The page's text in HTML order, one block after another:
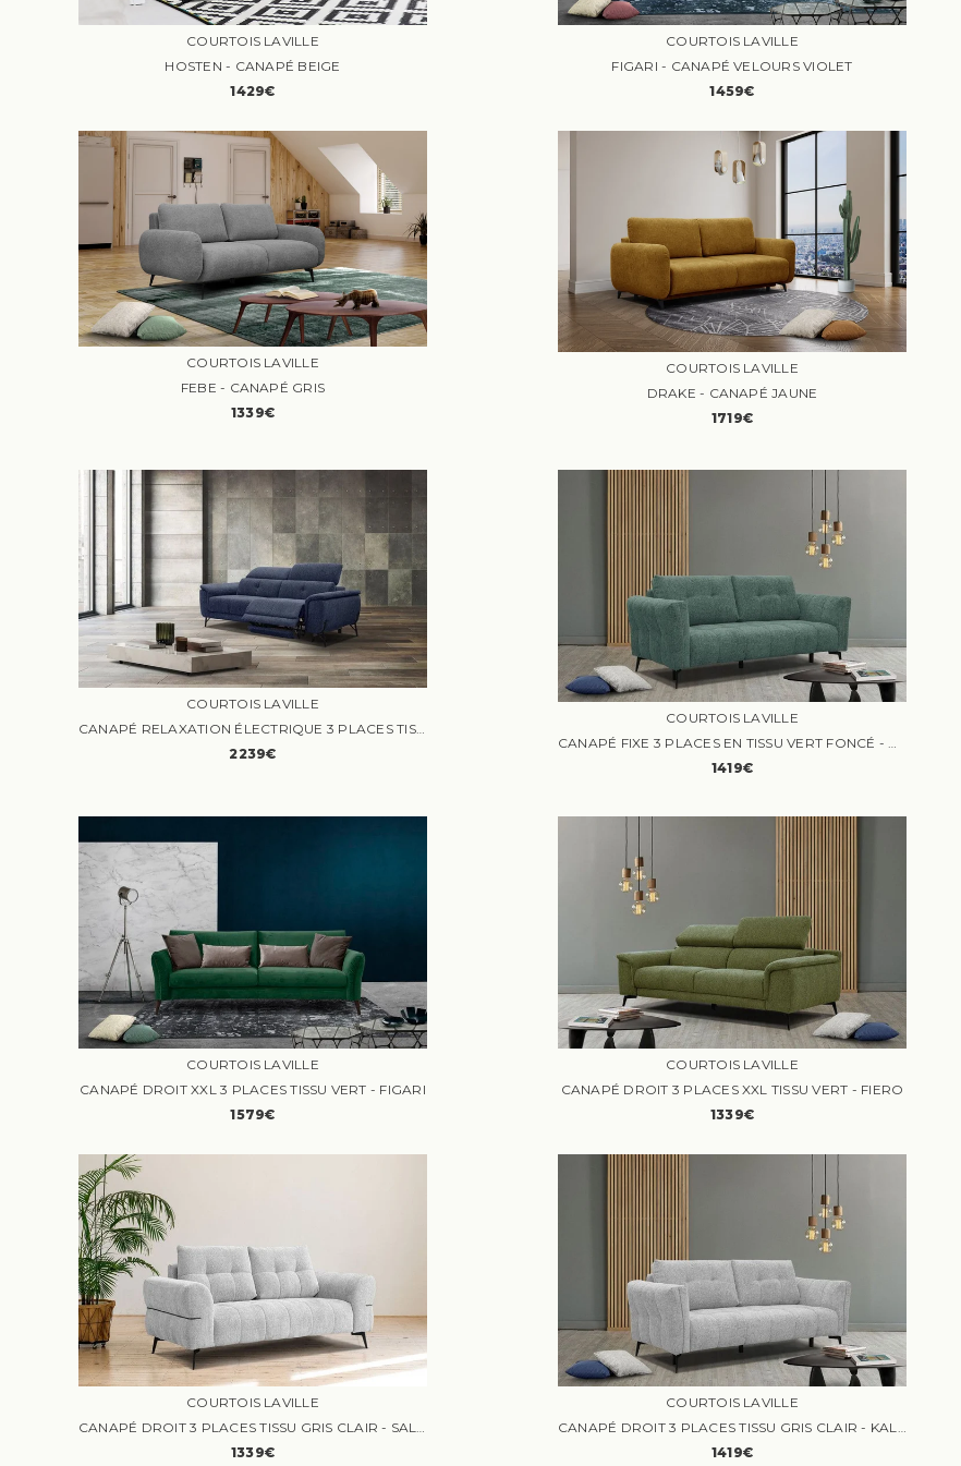
COURTOIS LAVILLE
HOSTEN - CANAPÉ BEIGE
1429€
COURTOIS LAVILLE
FIGARI - CANAPÉ VELOURS VIOLET
1459€
COURTOIS LAVILLE
FEBE - CANAPÉ GRIS
1339€
COURTOIS LAVILLE
DRAKE - CANAPÉ JAUNE
1719€
COURTOIS LAVILLE
CANAPÉ RELAXATION ÉLECTRIQUE 3 PLACES TISSU BLEU FONCÉ - COURTOIS LAVILLE
2239€
COURTOIS LAVILLE
CANAPÉ FIXE 3 PLACES EN TISSU VERT FONCÉ - COURTOIS LAVILLE - KALMER - ACCOUDOIRS HAUTS - PIEDS MÉTALLIQUES
1419€
COURTOIS LAVILLE
CANAPÉ DROIT XXL 3 PLACES TISSU VERT - FIGARI
1579€
COURTOIS LAVILLE
CANAPÉ DROIT 3 PLACES XXL TISSU VERT - FIERO
1339€
COURTOIS LAVILLE
CANAPÉ DROIT 3 PLACES TISSU GRIS CLAIR - SALVINI - COURTOIS LAVILLE - CONTEMPORAIN - DESIGN - FIXE
1339€
COURTOIS LAVILLE
CANAPÉ DROIT 3 PLACES TISSU GRIS CLAIR - KALMER
1419€